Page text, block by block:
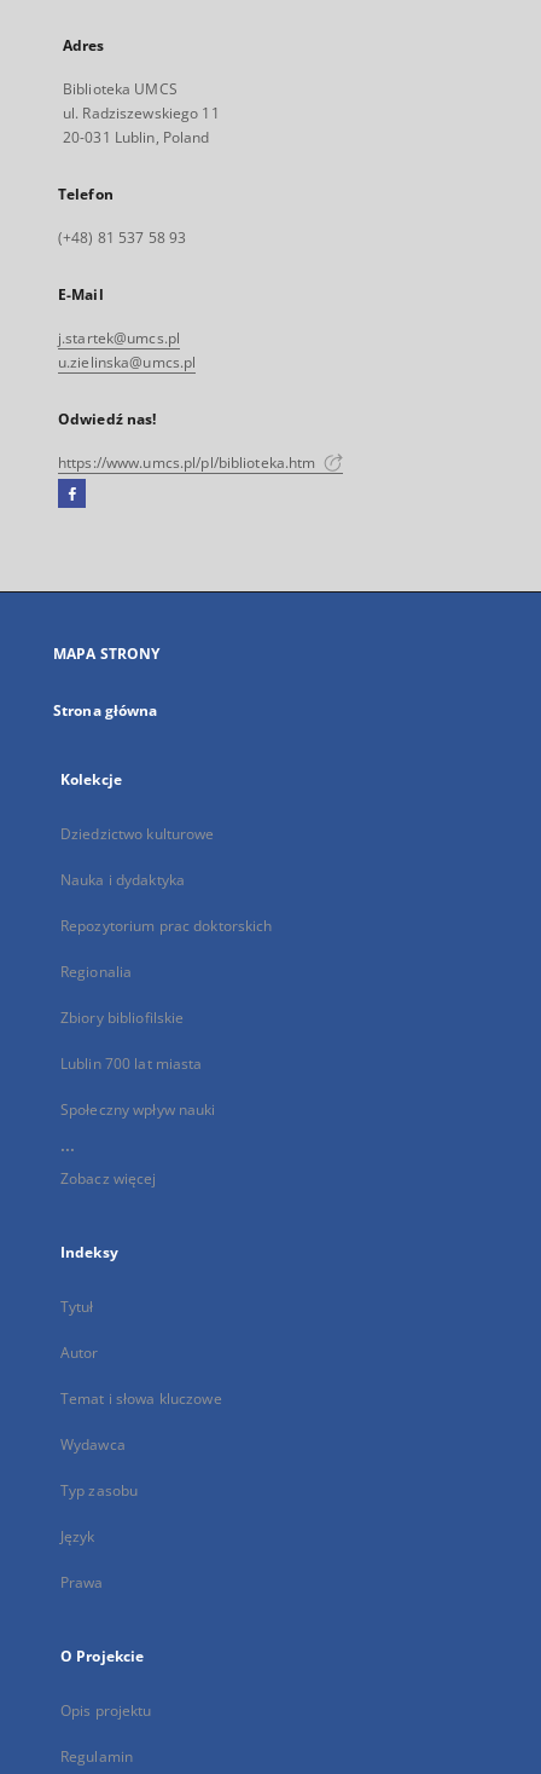
Adres
Biblioteka UMCS
ul. Radziszewskiego 11
20-031 Lublin, Poland
Telefon
(+48) 81 537 58 93
E-Mail
j.startek@umcs.pl
u.zielinska@umcs.pl
Odwiedź nas!
https://www.umcs.pl/pl/biblioteka.htm
Facebook
się
karcie
MAPA STRONY
Strona główna
Kolekcje
Dziedzictwo kulturowe
Nauka i dydaktyka
Repozytorium prac doktorskich
Regionalia
Zbiory bibliofilskie
Lublin 700 lat miasta
Społeczny wpływ nauki
...
Zobacz więcej
Indeksy
Tytuł
Autor
Temat i słowa kluczowe
Wydawca
Typ zasobu
Język
Prawa
O Projekcie
Opis projektu
Regulamin